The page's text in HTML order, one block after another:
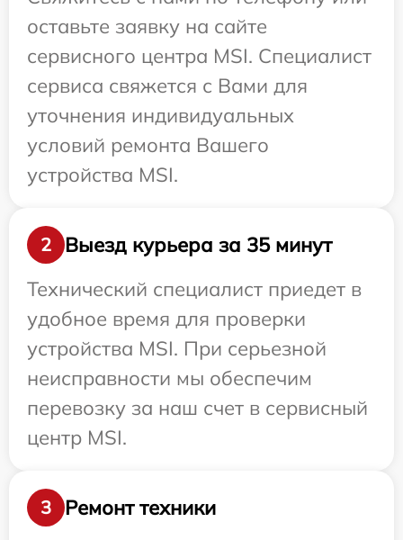
оставьте заявку на сайте
сервисного центра MSI. Специалист
сервиса свяжется с Вами для
уточнения индивидуальных
условий ремонта Вашего
устройства MSI.
2
Выезд курьера за 35 минут
Технический специалист приедет в
удобное время для проверки
устройства MSI. При серьезной
неисправности мы обеспечим
перевозку за наш счет в сервисный
центр MSI.
3
Ремонт техники